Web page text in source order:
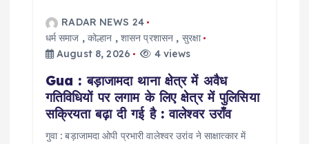
RADAR NEWS 24
धर्म समाज ,कोल्हान , शासन प्रशासन , सुरक्षा
August 8, 2026
4 views
Gua : बड़ाजामदा थाना क्षेत्र में अवैध
गतिविधियों पर लगाम के लिए क्षेत्र में पुलिसिया
सक्रियता बढ़ा दी गई है : वालेश्वर उराँव
गुवा : बड़ाजामदा ओपी प्रभारी वालेश्वर उरांव ने साक्षात्कार में